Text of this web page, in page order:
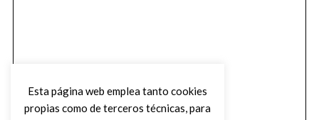
Esta página web emplea tanto cookies
propias como de terceros técnicas, para